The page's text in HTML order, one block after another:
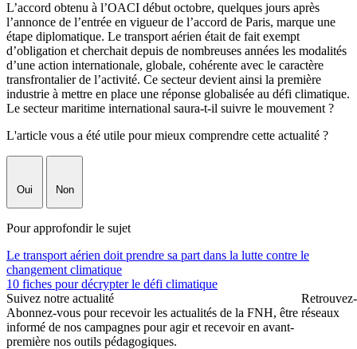
L’accord obtenu à l’OACI début octobre, quelques jours après
l’annonce de l’entrée en vigueur de l’accord de Paris, marque une
étape diplomatique. Le transport aérien était de fait exempt
d’obligation et cherchait depuis de nombreuses années les modalités
d’une action internationale, globale, cohérente avec le caractère
transfrontalier de l’activité. Ce secteur devient ainsi la première
industrie à mettre en place une réponse globalisée au défi climatique.
Le secteur maritime international saura-t-il suivre le mouvement ?
L'article vous a été utile pour mieux comprendre cette actualité ?
Oui Non
Pour approfondir le sujet
Le transport aérien doit prendre sa part dans la lutte contre le
changement climatique
10 fiches pour décrypter le défi climatique
Suivez notre actualité
Abonnez-vous pour recevoir les actualités de la FNH, être
informé de nos campagnes pour agir et recevoir en avant-
première nos outils pédagogiques.
réseaux